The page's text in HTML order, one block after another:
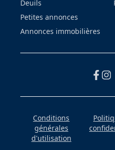
Deuils
Petites annonces
Annonces immobilières
Conditions
générales
d'utilisation